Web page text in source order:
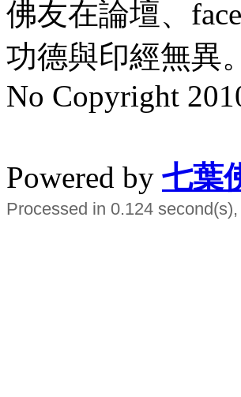
佛友在論壇、
功德與印經無異。
No Copyright
Powered by 七葉
Processed in 0.124